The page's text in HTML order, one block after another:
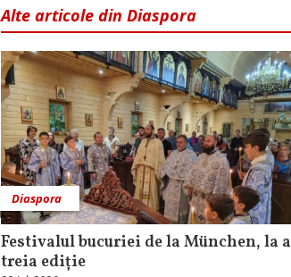
Alte articole din Diaspora
Diaspora
Festivalul bucuriei de la München, la a
treia ediție